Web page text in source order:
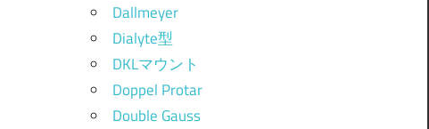
Dallmeyer
Dialyte型
DKLマウント
Doppel Protar
Double Gauss